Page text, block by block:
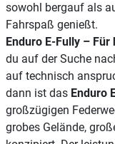
sowohl bergauf als
Fahrspaß genießt.
Enduro E-Fully –
du auf der Suche
auf technisch
dann ist das Enduro
großzügigen
grobes Gelände,